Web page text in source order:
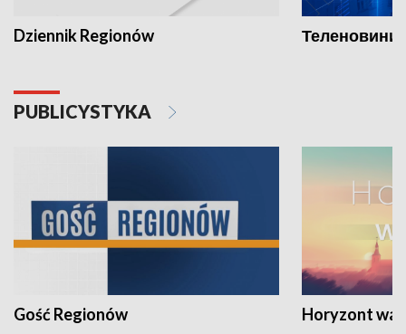
Dziennik Regionów Теленовини
PUBLICYSTYKA
Gość Regionów Horyzont